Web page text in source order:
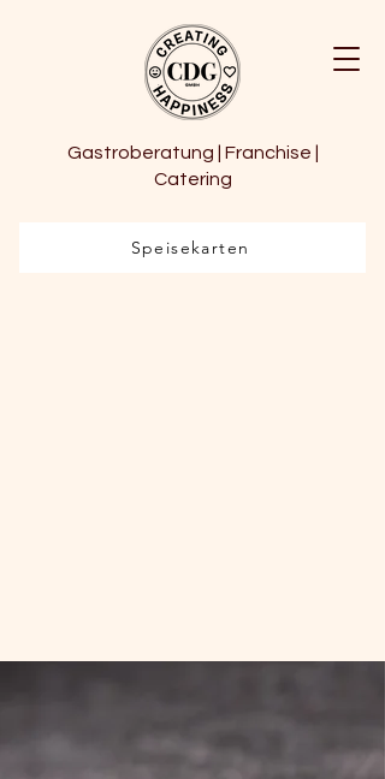
Gastroberatung | Franchise |
Catering
Speisekarten